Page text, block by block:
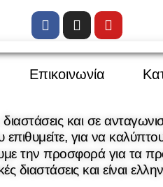
Επικοινωνία
και σε
για να
την προσφορά για τα
διαστάσεις και είναι